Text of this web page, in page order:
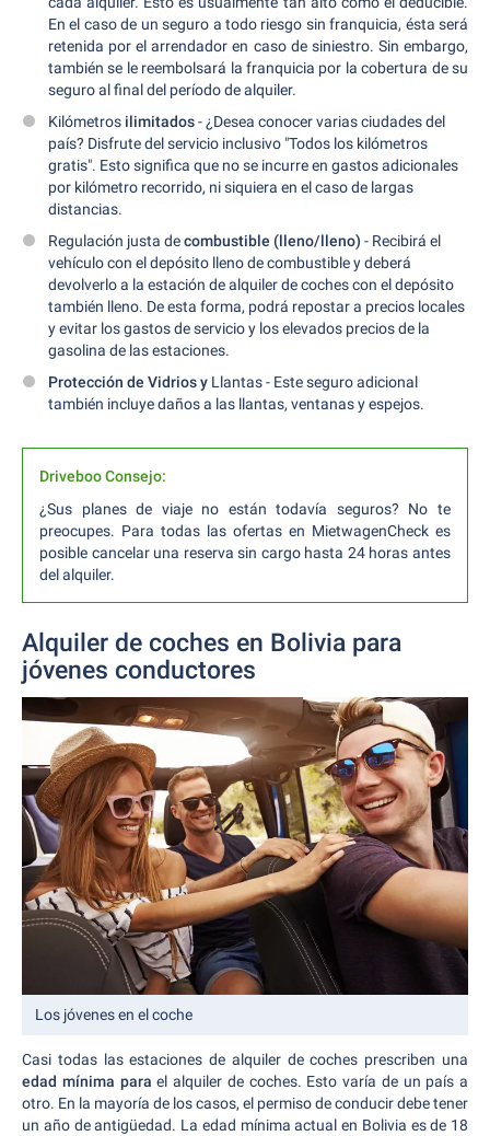
En el caso de un seguro a todo riesgo sin franquicia, ésta será
retenida por el arrendador en caso de siniestro. Sin embargo,
también se le reembolsará la franquicia por la cobertura de su
seguro al final del período de alquiler.
Kilómetros ilimitados- ¿Desea conocer varias ciudades del
país? Disfrute del servicio inclusivo "Todos los kilómetros
gratis". Esto significa que no se incurre en gastos adicionales
por kilómetro recorrido, ni siquiera en el caso de largas
distancias.
Regulación justa decombustible (lleno/lleno) - Recibirá el
vehículo con el depósito lleno de combustible y deberá
devolverlo a la estación de alquiler de coches con el depósito
también lleno. De esta forma, podrá repostar a precios locales
y evitar los gastos de servicio y los elevados precios de la
gasolina de las estaciones.
Protección de Vidrios y Llantas - Este seguro adicional
también incluye daños a las llantas, ventanas y espejos.
Driveboo Consejo:
¿Sus planes de viaje no están todavía seguros? No te
preocupes. Para todas las ofertas en MietwagenCheck es
posible cancelar una reserva sin cargo hasta 24 horas antes
del alquiler.
Alquiler de coches en Bolivia para
jóvenes conductores
Los jóvenes en el coche
Casi todas las estaciones de alquiler de coches prescriben una
edad mínima parael alquiler de coches. Esto varía de un país a
otro. En la mayoría de los casos, el permiso de conducir debe tener
un año de antigüedad. La edad mínima actual en Bolivia es de 18